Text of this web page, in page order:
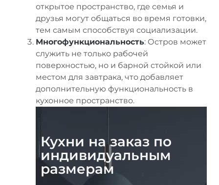
открытое пространство, где семья и
друзья могут общаться во время готовки,
тем самым способствуя социализации.
Многофункциональность: Остров может
служить не только рабочей
поверхностью, но и барной стойкой или
местом для завтрака, что добавляет
дополнительную функциональность в
кухонное пространство.
Кухни на заказ по
индивидуальным
размерам